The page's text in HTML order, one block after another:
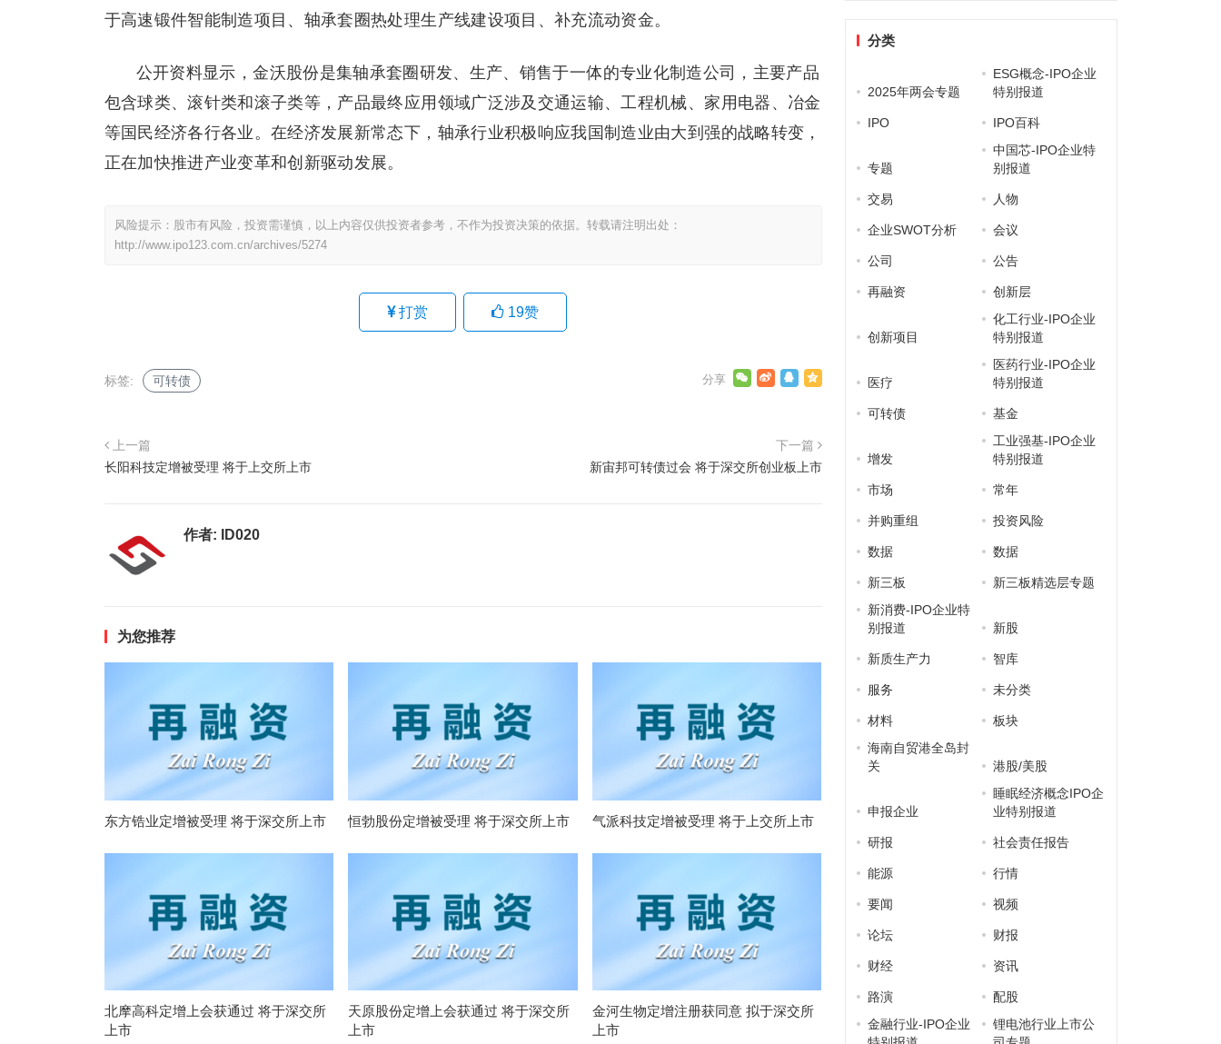
于高速锻件智能制造项目、轴承套圈热处理生产线建设项目、补充流动资金。
公开资料显示，金沃股份是集轴承套圈研发、生产、销售于一体的专业化制造公司，主要产品
包含球类、滚针类和滚子类等，产品最终应用领域广泛涉及交通运输、工程机械、家用电器、冶金
等国民经济各行各业。在经济发展新常态下，轴承行业积极响应我国制造业由大到强的战略转变，
正在加快推进产业变革和创新驱动发展。
风险提示：股市有风险，投资需谨慎，以上内容仅供投资者参考，不作为投资决策的依据。转载请注明出处：
http://www.ipo123.com.cn/archives/5274
打赏 19赞
标签: 可转债
上一篇
长阳科技定增被受理 将于上交所上市
下一篇
新宙邦可转债过会 将于深交所创业板上市
作者: ID020
为您推荐
东方锆业定增被受理 将于深交所上市 恒勃股份定增被受理 将于深交所上市 气派科技定增被受理 将于上交所上市
北摩高科定增上会获通过 将于深交所
上市
天原股份定增上会获通过 将于深交所
上市
金河生物定增注册获同意 拟于深交所
上市
分类
2025年两会专题
ESG概念-IPO企业
特别报道
IPO IPO百科
专题
中国芯-IPO企业特
别报道
交易 人物
企业SWOT分析 会议
公司 公告
再融资 创新层
创新项目
化工行业-IPO企业
特别报道
医疗
医药行业-IPO企业
特别报道
可转债 基金
增发
工业强基-IPO企业
特别报道
市场 常年
并购重组 投资风险
数据 数据
新三板
新三板精选层专题
新消费-IPO企业特
别报道
新股
新质生产力 智库
服务 未分类
材料
板块
海南自贸港全岛封
关
港股/美股
申报企业
睡眠经济概念IPO企
业特别报道
研报 社会责任报告
能源 行情
要闻 视频
论坛 财报
财经 资讯
路演
配股
金融行业-IPO企业
锂电池行业上市公